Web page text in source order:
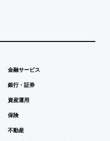
金融サービス
銀行・証券
資産運用
保険
不動産